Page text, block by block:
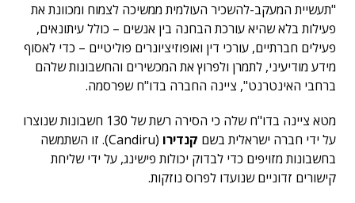
"תעשיית המעקב-להשכיר העולמית ממשיכה לצמוח ומכוונת את
פעילות בלא שהיא עורכת הבחנה בין אנשים – כולל עיתונאים,
פעילים חברתיים, עורכי דין ואופוזיציונרים פוליטיים – כדי לאסוף
מידע מודיעיני, לתמרן ולפרוץ את המכשירים והחשבונות שלהם
ברחבי האינטרנט", ציינה החברה בדו"ח שפרסמה.
מטא ציינה בדו"ח שלה כי הסירה רשת של 130 חשבונות שנוצרו
על ידי חברה ישראלית בשם קנדירו
(Candiru). זו השתמשה
בחשבונות מזויפים כדי לבדוק יכולות פישינג, על ידי שליחת
קישורים זדוניים שנועדו לפרוס נוזקות.